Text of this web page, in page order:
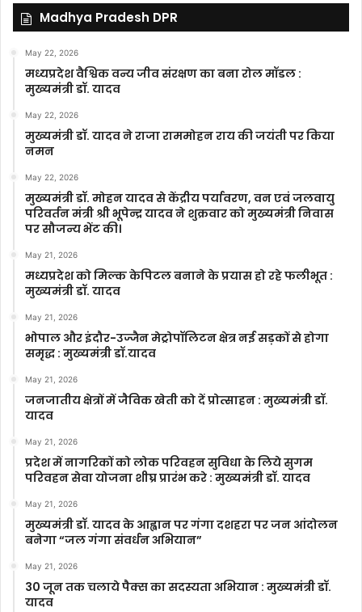
Madhya Pradesh DPR
May 22, 2026
मध्यप्रदेश वैश्विक वन्य जीव संरक्षण का बना रोल मॉडल :
मुख्यमंत्री डॉ. यादव
May 22, 2026
मुख्यमंत्री डॉ. यादव ने राजा राममोहन राय की जयंती पर किया
नमन
May 22, 2026
मुख्यमंत्री डॉ. मोहन यादव से केंद्रीय पर्यावरण, वन एवं जलवायु
परिवर्तन मंत्री श्री भूपेन्द्र यादव ने शुक्रवार को मुख्यमंत्री निवास
पर सौजन्य भेंट की।
May 21, 2026
मध्यप्रदेश को मिल्क केपिटल बनाने के प्रयास हो रहे फलीभूत :
मुख्यमंत्री डॉ. यादव
May 21, 2026
भोपाल और इंदौर-उज्जैन मेट्रोपॉलिटन क्षेत्र नई सड़कों से होगा
समृद्ध : मुख्यमंत्री डॉ.यादव
May 21, 2026
जनजातीय क्षेत्रों में जैविक खेती को दें प्रोत्साहन : मुख्यमंत्री डॉ.
यादव
May 21, 2026
प्रदेश में नागरिकों को लोक परिवहन सुविधा के लिये सुगम
परिवहन सेवा योजना शीघ्र प्रारंभ करे : मुख्यमंत्री डॉ. यादव
May 21, 2026
मुख्यमंत्री डॉ. यादव के आह्वान पर गंगा दशहरा पर जन आंदोलन
बनेगा “जल गंगा संवर्धन अभियान”
May 21, 2026
30 जून तक चलाये पैक्स का सदस्यता अभियान : मुख्यमंत्री डॉ.
यादव